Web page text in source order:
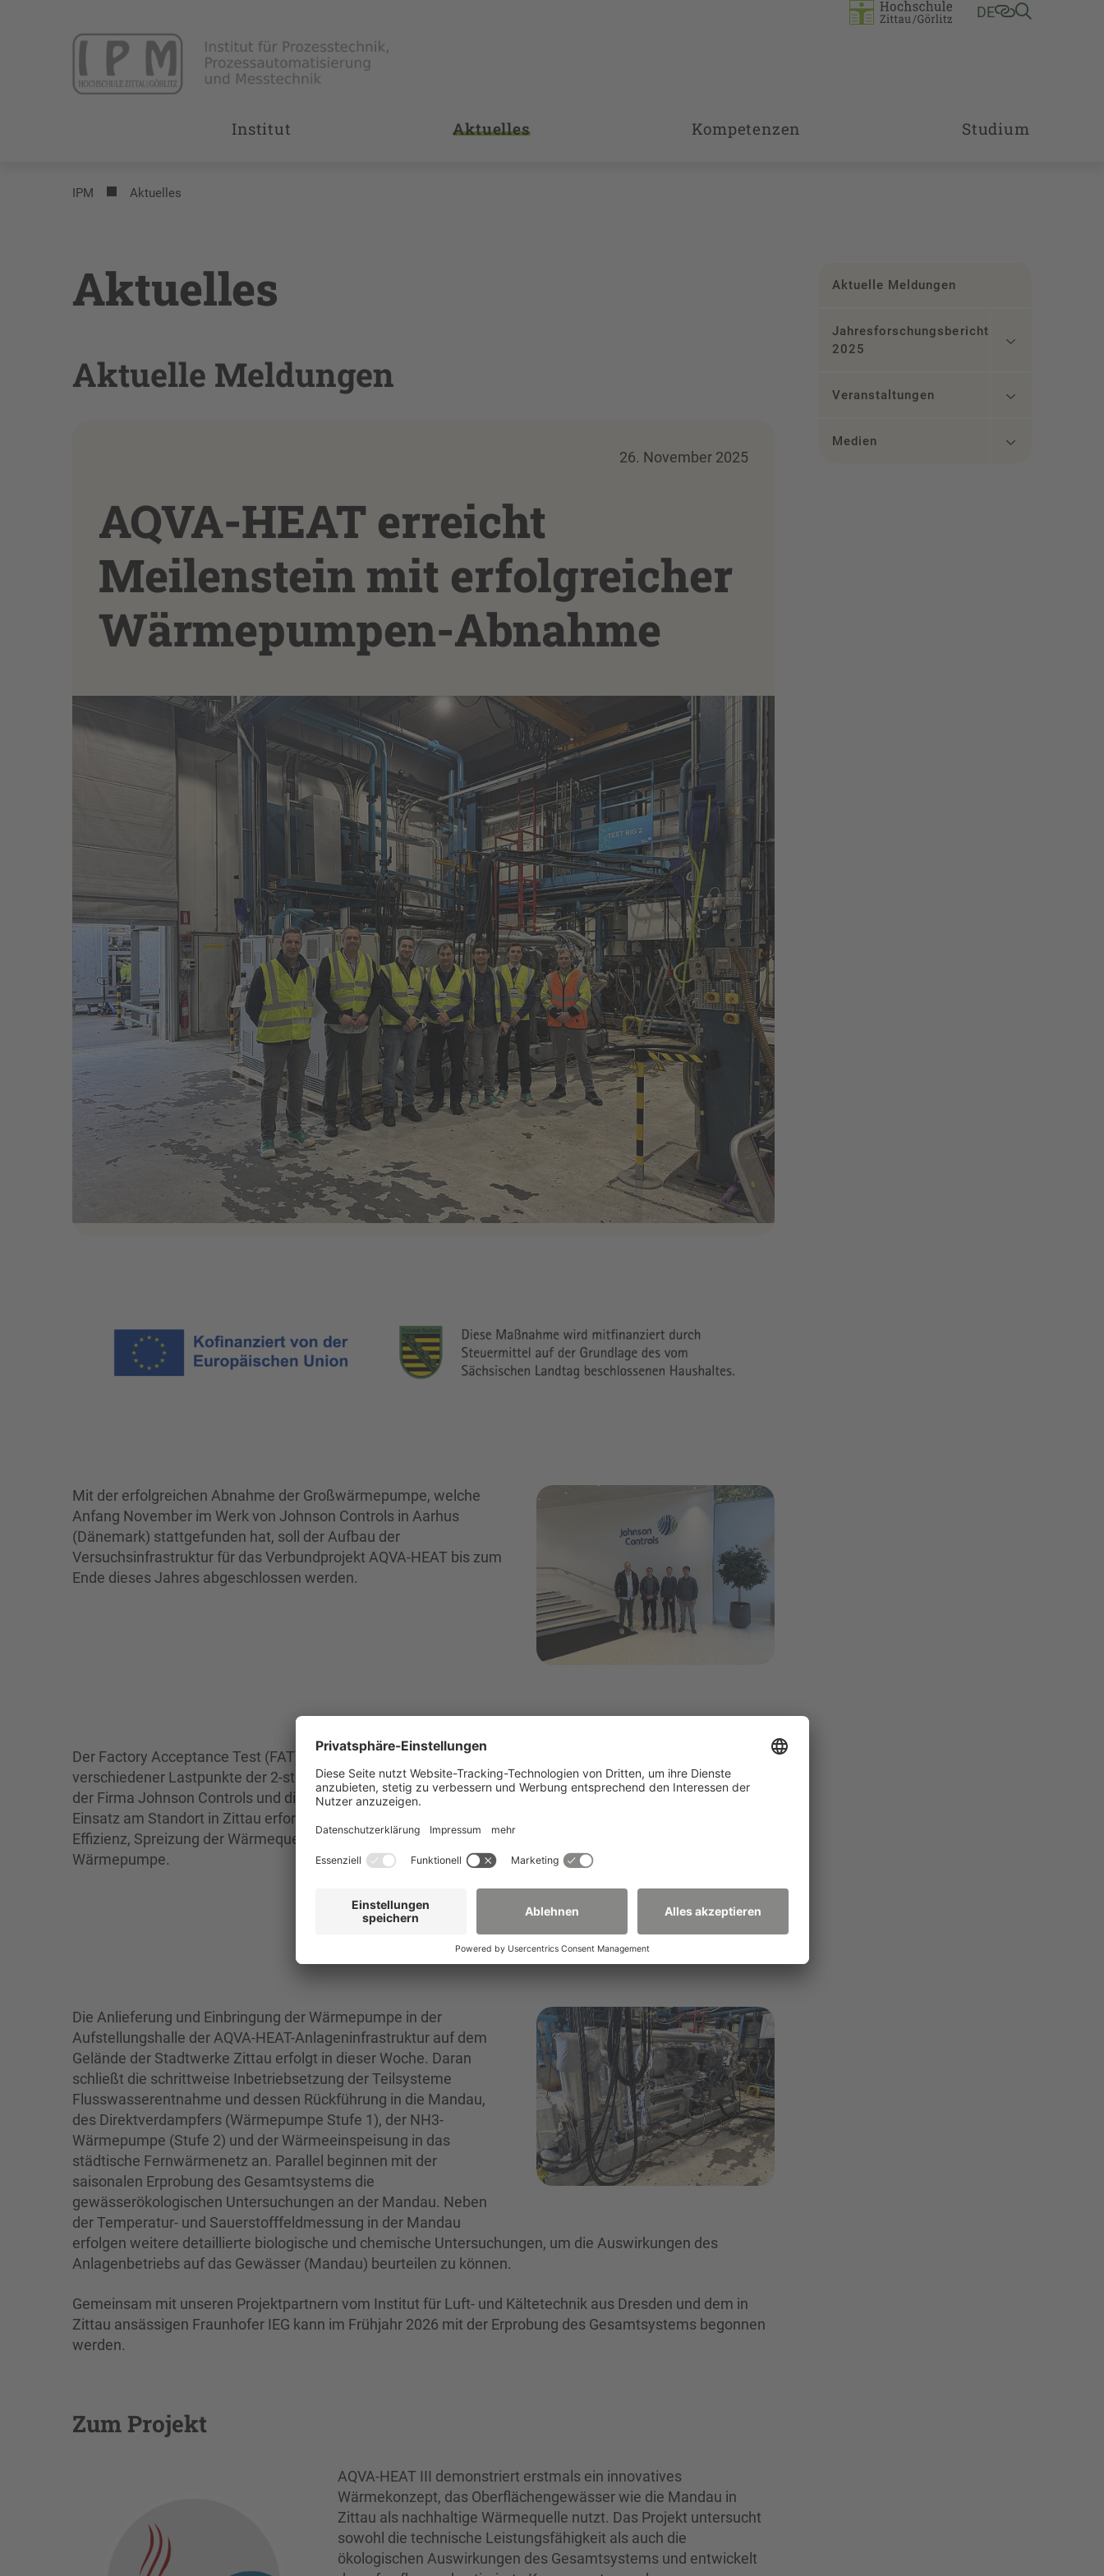
DE
Institut Aktuelles Kompetenzen Studium
IPM Aktuelles
Aktuelles
Aktuelle Meldungen
26. November 2025
AQVA-HEAT erreicht
Meilenstein mit erfolgreicher
Wärmepumpen-Abnahme
Mit der erfolgreichen Abnahme der Großwärmepumpe, welche
Anfang November im Werk von Johnson Controls in Aarhus
(Dänemark) stattgefunden hat, soll der Aufbau der
Versuchsinfrastruktur für das Verbundprojekt AQVA-HEAT bis zum
Ende dieses Jahres abgeschlossen werden.
Der Factory Acceptance Test (FAT) beinhaltete das Abfahren
verschiedener Lastpunkte der 2-stufigen Ammoniak-Wärmepumpe
der Firma Johnson Controls und dient dem Nachweis der für den
Einsatz am Standort in Zittau erforderlichen Parameter (Leistung,
Effizienz, Spreizung der Wärmequellen und –senkenseite) der
Wärmepumpe.
Die Anlieferung und Einbringung der Wärmepumpe in der
Aufstellungshalle der AQVA-HEAT-Anlageninfrastruktur auf dem
Gelände der Stadtwerke Zittau erfolgt in dieser Woche. Daran
schließt die schrittweise Inbetriebsetzung der Teilsysteme
Flusswasserentnahme und dessen Rückführung in die Mandau,
des Direktverdampfers (Wärmepumpe Stufe 1), der NH3-
Wärmepumpe (Stufe 2) und der Wärmeeinspeisung in das
städtische Fernwärmenetz an. Parallel beginnen mit der
saisonalen Erprobung des Gesamtsystems die
gewässerökologischen Untersuchungen an der Mandau. Neben
der Temperatur- und Sauerstofffeldmessung in der Mandau
erfolgen weitere detaillierte biologische und chemische Untersuchungen, um die Auswirkungen des
Anlagenbetriebs auf das Gewässer (Mandau) beurteilen zu können.
Gemeinsam mit unseren Projektpartnern vom Institut für Luft- und Kältetechnik aus Dresden und dem in
Zittau ansässigen Fraunhofer IEG kann im Frühjahr 2026 mit der Erprobung des Gesamtsystems begonnen
werden.
Zum Projekt
AQVA-HEAT III demonstriert erstmals ein innovatives
Wärmekonzept, das Oberflächengewässer wie die Mandau in
Zittau als nachhaltige Wärmequelle nutzt. Das Projekt untersucht
sowohl die technische Leistungsfähigkeit als auch die
ökologischen Auswirkungen des Gesamtsystems und entwickelt
Aktuelle Meldungen
Jahresforschungsbericht
2025
Veranstaltungen
Medien